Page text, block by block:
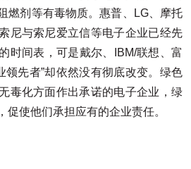
燃剂等有毒物质。惠普、LG、摩托
尼与索尼爱立信等电子企业已经先
时间表，可是戴尔、IBM/联想、富
领先者”却依然没有彻底改变。绿色
毒化方面作出承诺的电子企业，绿
促使他们承担应有的企业责任。